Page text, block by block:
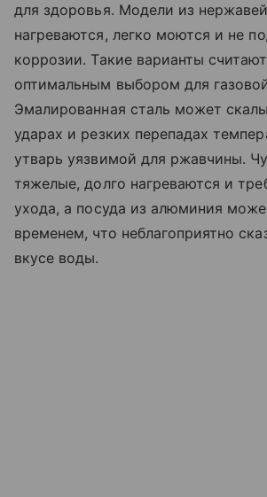
для здоровья. Модели из
нагреваются, легко моются и не
коррозии. Такие варианты
оптимальным выбором для
Эмалированная сталь может
ударах и резких перепадах
утварь уязвимой для ржавчины.
тяжелые, долго нагреваются и
ухода, а посуда из алюминия
временем, что неблагоприятно
вкусе воды.